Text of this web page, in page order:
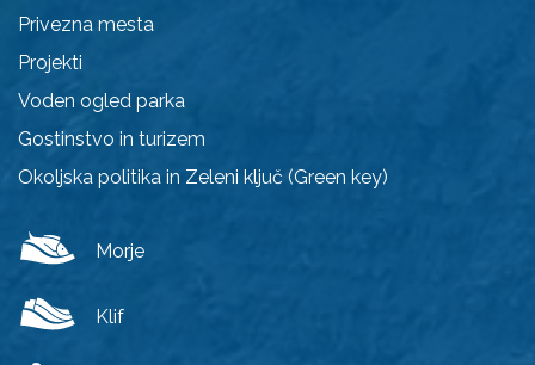
Privezna mesta
Projekti
Voden ogled parka
Gostinstvo in turizem
Okoljska politika in Zeleni ključ (Green key)
Morje
Klif